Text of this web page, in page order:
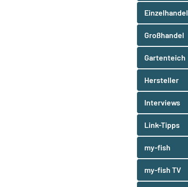
Einzelhandel
Großhandel
Gartenteich
Hersteller
Interviews
Link-Tipps
my-fish
my-fish TV